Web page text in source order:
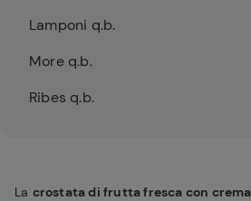
Lamponi q.b.
More q.b.
Ribes q.b.
La crostata di frutta fresca con